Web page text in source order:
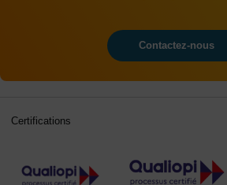
Contactez-nous
Certifications